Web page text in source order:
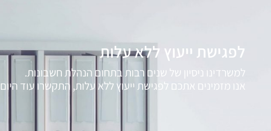
לפגישת ייעוץ ללא עלות
למשרדינו ניסיון של שנים רבות בתחום הנהלת חשבונות.
אנו מזמינים אתכם לפגישת ייעוץ ללא עלות, התקשרו עוד היום